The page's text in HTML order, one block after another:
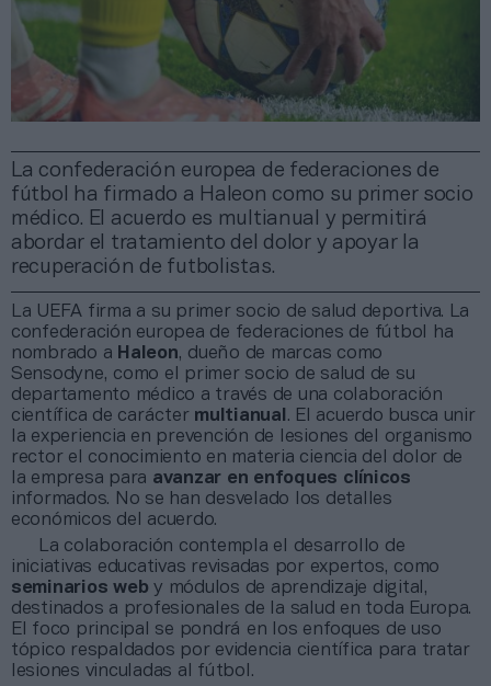
La confederación europea de federaciones de
fútbol ha firmado a Haleon como su primer socio
médico. El acuerdo es multianual y permitirá
abordar el tratamiento del dolor y apoyar la
recuperación de futbolistas.
La UEFA firma a su primer socio de salud deportiva. La
confederación europea de federaciones de fútbol ha
nombrado a Haleon, dueño de marcas como
Sensodyne, como el primer socio de salud de su
departamento médico a través de una colaboración
científica de carácter multianual . El acuerdo busca unir
la experiencia en prevención de lesiones del organismo
rector el conocimiento en materia ciencia del dolor de
la empresa para avanzar en enfoques clínicos
informados. No se han desvelado los detalles
económicos del acuerdo.
La colaboración contempla el desarrollo de
iniciativas educativas revisadas por expertos, como
seminarios web y módulos de aprendizaje digital,
destinados a profesionales de la salud en toda Europa.
El foco principal se pondrá en los enfoques de uso
tópico respaldados por evidencia científica para tratar
lesiones vinculadas al fútbol.